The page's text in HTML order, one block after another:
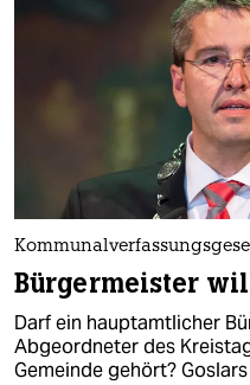
Bürgermeister
Darf ein hauptamtlicher
Abgeordneter des
Gemeinde gehört?